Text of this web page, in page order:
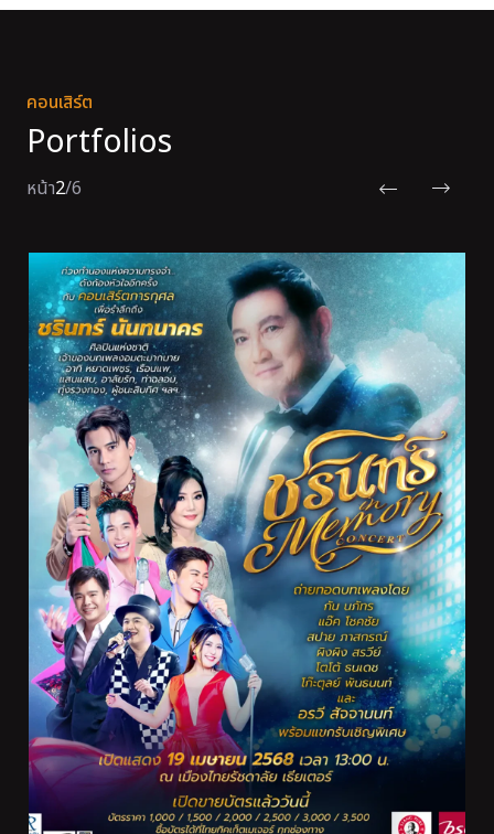
คอนเสิร์ต
Portfolios
หน้า2/6